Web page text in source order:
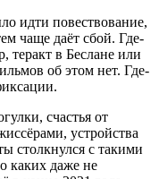
идти повествование,
чаще даёт сбой. Где-
теракт в Беслане или
об этом нет. Где-
счастья от
устройства
столкнулся с такими
каких даже не